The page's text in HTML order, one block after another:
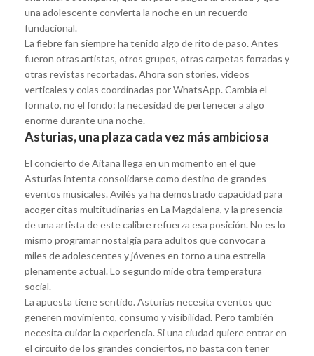
una adolescente convierta la noche en un recuerdo
fundacional.
La fiebre fan siempre ha tenido algo de rito de paso. Antes
fueron otras artistas, otros grupos, otras carpetas forradas y
otras revistas recortadas. Ahora son stories, vídeos
verticales y colas coordinadas por WhatsApp. Cambia el
formato, no el fondo: la necesidad de pertenecer a algo
enorme durante una noche.
Asturias, una plaza cada vez más ambiciosa
El concierto de Aitana llega en un momento en el que
Asturias intenta consolidarse como destino de grandes
eventos musicales. Avilés ya ha demostrado capacidad para
acoger citas multitudinarias en La Magdalena, y la presencia
de una artista de este calibre refuerza esa posición. No es lo
mismo programar nostalgia para adultos que convocar a
miles de adolescentes y jóvenes en torno a una estrella
plenamente actual. Lo segundo mide otra temperatura
social.
La apuesta tiene sentido. Asturias necesita eventos que
generen movimiento, consumo y visibilidad. Pero también
necesita cuidar la experiencia. Si una ciudad quiere entrar en
el circuito de los grandes conciertos, no basta con tener